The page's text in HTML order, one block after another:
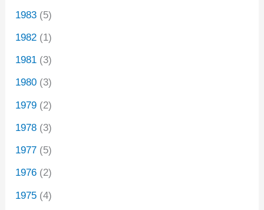
1983 (5)
1982 (1)
1981 (3)
1980 (3)
1979 (2)
1978 (3)
1977 (5)
1976 (2)
1975 (4)